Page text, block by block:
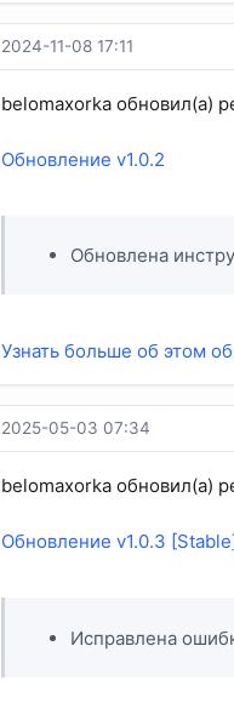
2024-11-08 17:11
belomaxorka обновил(а)
Обновление v1.0.2
Обновлена
Узнать больше об этом
2025-05-03 07:34
belomaxorka обновил(а)
Обновление v1.0.3
Исправлена